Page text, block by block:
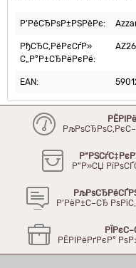
Р’РёСЂРѕР±РЅРёРє:
РђСЂС‚РёРєСѓР»
С„Р°Р±СЂРёРєРё:
EAN:
РљРѕСЂРѕС‚РєС–
Р”Р»СЏ
Р’РёР±С–СЂ
РЁРІРёРґРєР°